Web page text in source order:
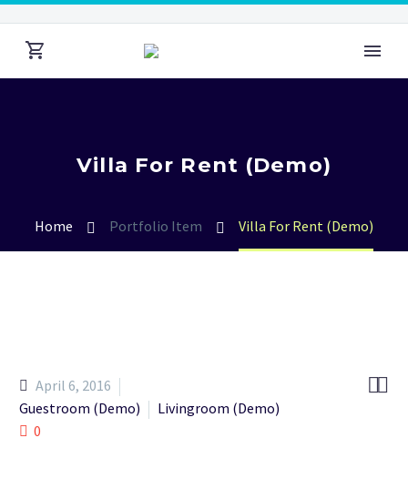
Villa For Rent (Demo)
Home Portfolio Item Villa For Rent (Demo)

April 6, 2016
Guestroom (Demo)
Livingroom (Demo)
0